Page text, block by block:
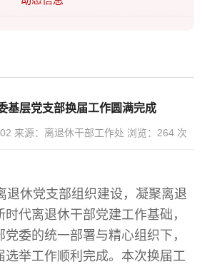
基层党支部换届工作圆满完成
来源：离退休干部工作处 浏览： 264 次
退休党支部组织建设，凝聚离退
代离退休干部党建工作基础，
委的统一部署与精心组织下，
选举工作顺利完成。本次换届工